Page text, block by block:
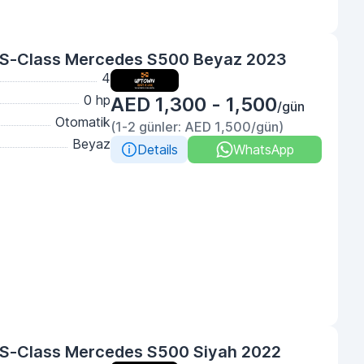
Class Mercedes S500 Beyaz 2023
4
0 hp
Otomatik
Beyaz
AED 1,300 - 1,500/gün
(1-2 günler: AED 1,500/gün)
Details
WhatsApp
Class Mercedes S500 Siyah 2022